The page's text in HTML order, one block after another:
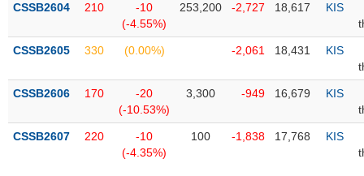
yết
Niêm
bổ
sung
Hủy
niêm
CSSB2604 210
-10
(-4.55%)
253,200 -2,727 18,617
KIS
CSSB2605 330 (0.00%) -2,061 18,431
KIS
CSSB2606 170
-20
(-10.53%)
3,300 -949 16,679
KIS
CSSB2607 220
-10
(-4.35%)
100 -1,838 17,768
KIS
PHÁI
SINH
PHIẾU